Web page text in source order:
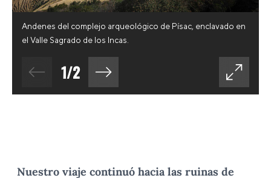
Andenes del complejo arqueológico de Písac, enclavado en
el Valle Sagrado de los Incas.
1/2
Nuestro viaje continuó hacia las ruinas de